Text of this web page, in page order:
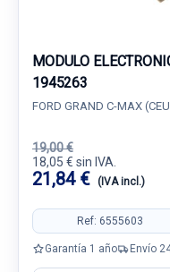
MODULO
1945263
FORD GRAND C-MAX
19,00 €
18,05 € sin IVA.
21,84 € (IVA incl.)
Ref: 6555603
Garantía 1 año Envío